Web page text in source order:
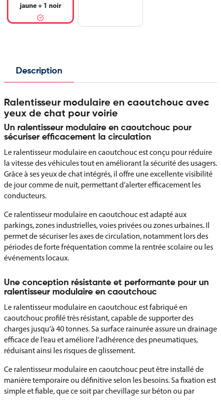
jaune + 1 noir
Description
Ralentisseur modulaire en caoutchouc avec
yeux de chat pour voirie
Un ralentisseur modulaire en caoutchouc pour
sécuriser efficacement la circulation
Le ralentisseur modulaire en caoutchouc est conçu pour réduire
la vitesse des véhicules tout en améliorant la sécurité des usagers.
Grâce à ses yeux de chat intégrés, il offre une excellente visibilité
de jour comme de nuit, permettant d’alerter efficacement les
conducteurs.
Ce ralentisseur modulaire en caoutchouc est adapté aux
parkings, zones industrielles, voies privées ou zones urbaines. Il
permet de sécuriser les axes de circulation, notamment lors des
périodes de forte fréquentation comme la rentrée scolaire ou les
événements locaux.
Une conception résistante et performante pour un
ralentisseur modulaire en caoutchouc
Le ralentisseur modulaire en caoutchouc est fabriqué en
caoutchouc profilé très résistant, capable de supporter des
charges jusqu’à 40 tonnes. Sa surface rainurée assure un drainage
efficace de l’eau et améliore l’adhérence des pneumatiques,
réduisant ainsi les risques de glissement.
Ce ralentisseur modulaire en caoutchouc peut être installé de
manière temporaire ou définitive selon les besoins. Sa fixation est
simple et fiable, que ce soit par chevillage sur béton ou par